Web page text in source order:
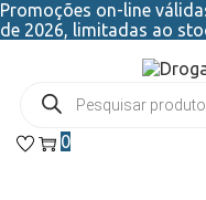
Promoções on-line
de 2026, limitadas ao
0